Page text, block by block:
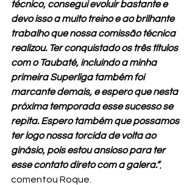
técnico, consegui evoluir bastante e
devo isso a muito treino e ao brilhante
trabalho que nossa comissão técnica
realizou. Ter conquistado os três títulos
com o Taubaté, incluindo a minha
primeira Superliga também foi
marcante demais, e espero que nesta
próxima temporada esse sucesso se
repita. Espero também que possamos
ter logo nossa torcida de volta ao
ginásio, pois estou ansioso para ter
esse contato direto com a galera.”,
comentou Roque.